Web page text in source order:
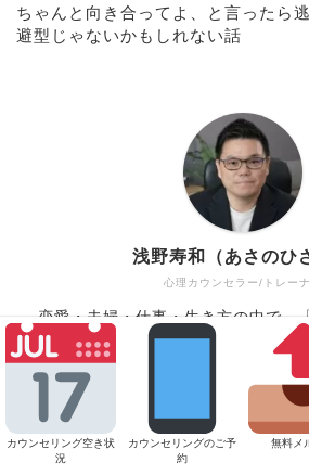
ちゃんと向き合ってよ、と言ったら
避型じゃないかもしれない話
心理カウンセラー/トレー
浅野寿和（あさのひ
恋愛・夫婦・仕事・生き方の中で、
たはずなのに」そんな感覚を抱えや
くお受けしています。
相談しなくても日常が回っている。
い。そんなとき、丁寧にあなたの生
ほどいていきます。
キャリア17年・臨床10,000件超。東
カウンセリング空き状
況
カウンセリングのご予
約
無料メ